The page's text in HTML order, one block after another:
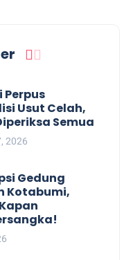
Perpus
Usut Celah,
Semua
2026
Gedung
Kotabumi,